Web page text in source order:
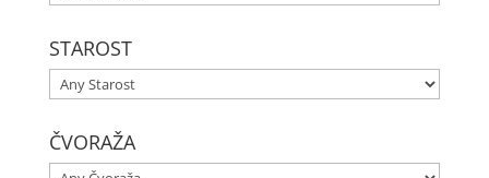
STAROST
ČVORAŽA